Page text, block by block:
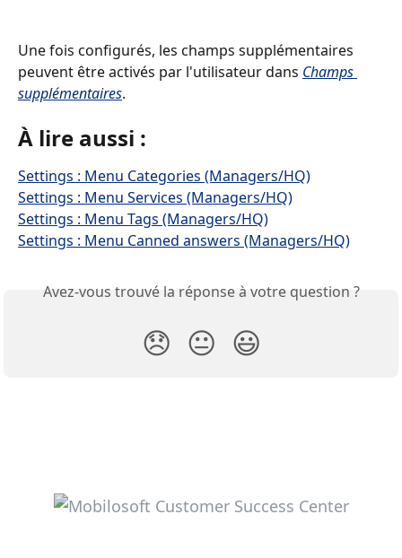
Une fois configurés, les champs supplémentaires
peuvent être activés par l'utilisateur dans Champs
supplémentaires.
À lire aussi :
Settings : Menu Categories (Managers/HQ)
Settings : Menu Services (Managers/HQ)
Settings : Menu Tags (Managers/HQ)
Settings : Menu Canned answers (Managers/HQ)
Avez-vous trouvé la réponse à votre question ?
😞 😐 😃